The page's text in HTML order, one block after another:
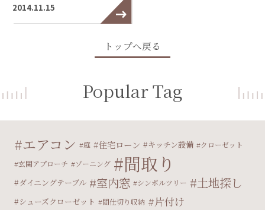
2014.11.15
トップへ戻る
Popular Tag
エアコン 庭 住宅ローン キッチン設備
クローゼット
玄関アプローチ
ゾーニング 間取り
ダイニングテーブル 室内窓 シンボルツリー 土地探し
シューズクローゼット 間仕切り収納 片付け